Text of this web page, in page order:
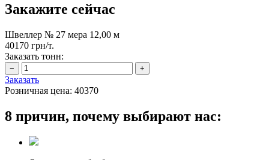
Закажите сейчас
Швеллер № 27 мера 12,00 м
40170 грн/т.
Заказать тонн:
Заказать
Розничная цена: 40370
8 причин, почему выбирают нас: